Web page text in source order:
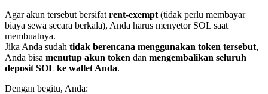
Agar akun tersebut bersifat rent-exempt (tidak perlu membayar
biaya sewa secara berkala), Anda harus menyetor SOL saat
membuatnya.
Jika Anda sudah tidak berencana menggunakan token tersebut,
Anda bisa menutup akun token dan mengembalikan seluruh
deposit SOL ke wallet Anda.
Dengan begitu, Anda: